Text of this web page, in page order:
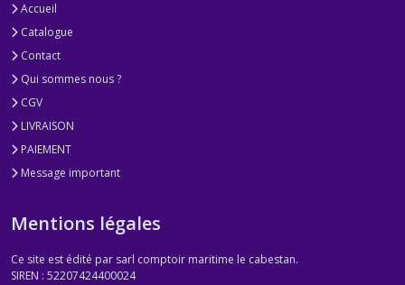
Accueil
Catalogue
Contact
Qui sommes nous ?
CGV
LIVRAISON
PAIEMENT
Message important
Mentions légales
Ce site est édité par sarl comptoir maritime le cabestan.
SIREN : 52207424400024